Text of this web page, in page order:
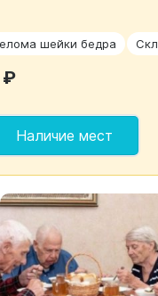
шейки бедра
Наличие мест
₽